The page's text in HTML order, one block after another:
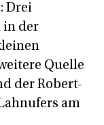
Drei
in der
Quelle
der Robert-
am